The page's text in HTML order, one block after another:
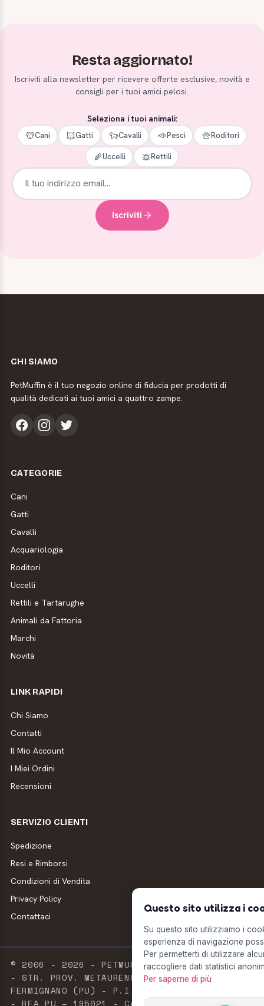
Resta aggiornato!
Iscriviti alla newsletter per ricevere offerte esclusive, novità e
consigli per i tuoi amici pelosi.
Seleziona i tuoi animali:
Cani Gatti Cavalli Pesci Roditori
Uccelli Rettili
Iscriviti
CHI SIAMO
PetMuffin è il tuo negozio online di fiducia per prodotti di
qualità dedicati ai tuoi amici a quattro zampe.
CATEGORIE
Cani
Gatti
Cavalli
Acquariologia
Roditori
Uccelli
Rettili e Tartarughe
Animali da Fattoria
Marchi
Novità
LINK RAPIDI
Chi Siamo
Contatti
Il Mio Account
I Miei Ordini
Recensioni
SERVIZIO CLIENTI
Spedizione
Resi e Rimborsi
Condizioni di Vendita
Privacy Policy
Contattaci
© 2006 - 2026 - PETMUFFIN - MILLSTORE SRL
- STR. PROV. METAURENSE, 20 - 61033
FERMIGNANO (PU) - P.I. E C.F. 02603420411
- REA PU – 195021 - CAPITALE SOCIALE 2.500
Questo sito utilizza i
Su questo sito utilizziamo i
esperienza di navigazione
Per permetterti di utilizzare
raccogliere dati statistici
Per saperne di più